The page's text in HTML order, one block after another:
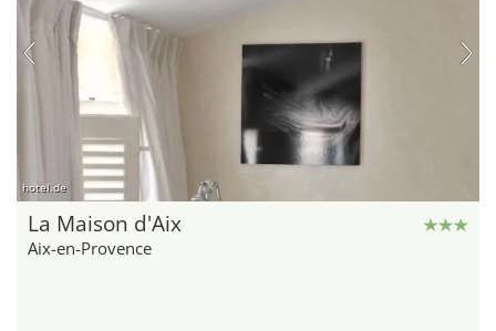
hotel.de
La Maison d'Aix
Aix-en-Provence